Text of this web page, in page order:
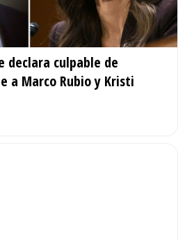
declara culpable de
a Marco Rubio y Kristi